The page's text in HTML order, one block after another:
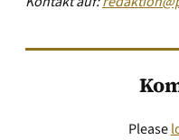
Please